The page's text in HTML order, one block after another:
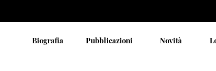
Biografia Pubblicazioni Novità